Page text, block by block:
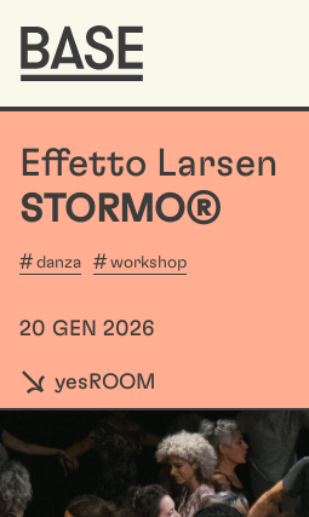
Effetto Larsen
STORMO®
danza workshop
20 GEN 2026
yesROOM